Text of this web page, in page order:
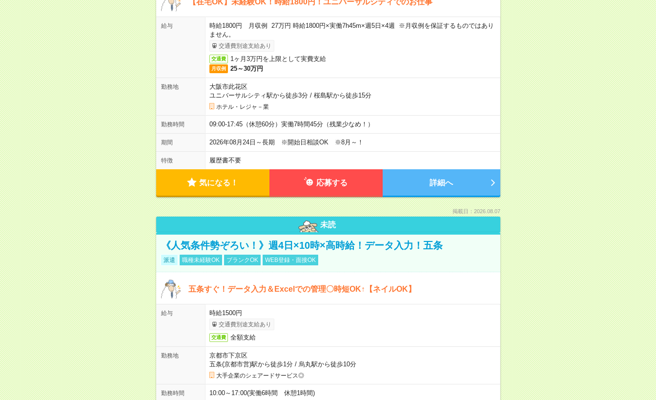
給与
時給1800円 月収例 27万円 時給1800円×実働7h45m×週5日×4週 ※月収例を保証するものではあり
ません。
交通費別途支給あり
交通費 1ヶ月3万円を上限として実費支給
月収例 25～30万円
勤務地
大阪市此花区
ユニバーサルシティ駅から徒歩3分/ 桜島駅から徒歩15分
ホテル・レジャ－業
勤務時間 09:00-17:45（休憩60分）実働7時間45分（残業少なめ！）
期間 2026年08月24日～長期 ※開始日相談OK ※8月～！
特徴 履歴書不要
気になる！ 応募する 詳細へ
掲載日：2026.08.07
未読
《人気条件勢ぞろい！》週4日×10時×高時給！データ入力！五条
派遣 職種未経験OK ブランクOK WEB登録・面接OK
五条すぐ！データ入力＆Excelでの管理〇時短OK↑【ネイルOK】
給与 時給1500円
交通費別途支給あり
交通費 全額支給
勤務地
京都市下京区
五条(京都市営)駅から徒歩1分/ 烏丸駅から徒歩10分
大手企業のシェアードサービス◎
勤務時間 10:00～17:00(実働6時間 休憩1時間)